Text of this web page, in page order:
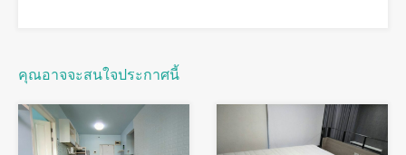
คุณอาจจะสนใจประกาศนี้